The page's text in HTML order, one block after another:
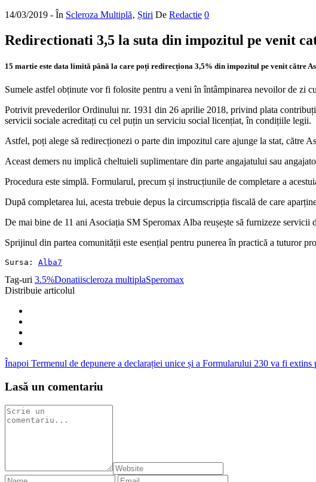
14/03/2019 - În Scleroza Multiplă‚ Știri De Redactie 0
Redirectionati 3,5 la suta din impozitul pe venit
15 martie este data limită până la care poți redirecționa 3,5% din impozitul pe venit către
Sumele astfel obținute vor fi folosite pentru a veni în întâmpinarea nevoilor de zi
Potrivit prevederilor Ordinului nr. 1931 din 26 aprilie 2018, privind plata
servicii sociale acreditați cu cel puțin un serviciu social licențiat, în condițiile legii.
Astfel, poți alege să redirecționezi o parte din impozitul care ajunge la stat, către
Aceast demers nu implică cheltuieli suplimentare din parte angajatului sau
Procedura este simplă. Formularul, precum și instrucțiunile de completare a
După completarea lui, acesta trebuie depus la circumscripția fiscală de care
De mai bine de 11 ani Asociația SM Speromax Alba reușește să furnizeze
Sprijinul din partea comunității este esențial pentru punerea în practică a tuturor
Sursa: Alba7
Tag-uri 3.5%Donatiiscleroza multiplaSperomax
Distribuie articolul
Înapoi Termenul de depunere a declarației unice și a Formularului 230 va fi extins
Lasă un comentariu